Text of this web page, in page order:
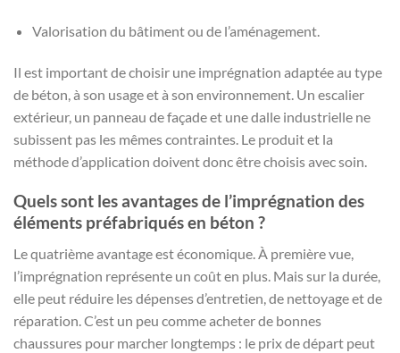
Valorisation du bâtiment ou de l’aménagement.
Il est important de choisir une imprégnation adaptée au type
de béton, à son usage et à son environnement. Un escalier
extérieur, un panneau de façade et une dalle industrielle ne
subissent pas les mêmes contraintes. Le produit et la
méthode d’application doivent donc être choisis avec soin.
Quels sont les avantages de l’imprégnation des
éléments préfabriqués en béton ?
Le quatrième avantage est économique. À première vue,
l’imprégnation représente un coût en plus. Mais sur la durée,
elle peut réduire les dépenses d’entretien, de nettoyage et de
réparation. C’est un peu comme acheter de bonnes
chaussures pour marcher longtemps : le prix de départ peut